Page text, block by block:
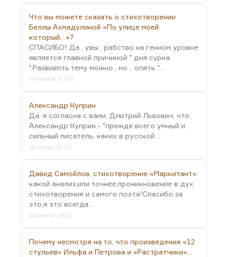
Что вы можете сказать о стихотворении
Беллы Ахмадулиной «По улице моей
который…»?
СПАСИБО! Да , увы . рабство на генном уровне
является главной причиной " дня сурка
".Развивпть тему можно , но .. опять "…
09 июля, 03:01
Александр Куприн
Да, я согласна с вами, Дмитрий Львович, что
Александр Куприн - "прежде всего умный и
сильный писатель, каких в русской…
15 июня, 11:29
Давид Самойлов, стихотворение «Маркитант»
какой анализ,или точнее,проникновение в дух
стихотворения и самого поэта!Спасибо за
это,я это всегда…
06 июня, 19:21
Почему несмотря на то, что произведения «12
стульев» Ильфа и Петрова и «Растратчики»…